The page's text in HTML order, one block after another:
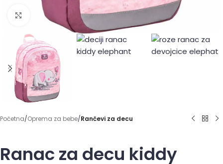
Click to enlarge
Početna Oprema za bebe Rančevi za decu
Ranac za decu kiddy